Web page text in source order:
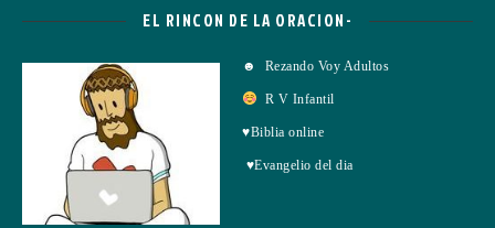
EL RINCON DE LA ORACION-
☻ Rezando Voy Adultos
R V Infantil
♥Biblia online
♥Evangelio del dia